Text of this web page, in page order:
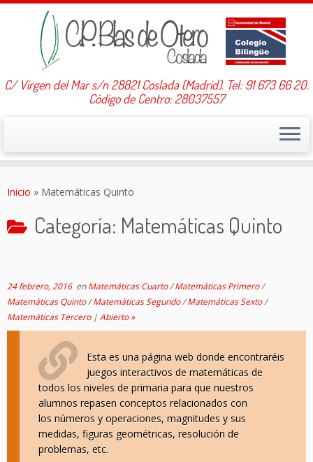
C/ Virgen del Mar s/n 28821 Coslada (Madrid). Tel: 91 673 66 20.
Código de Centro: 28037557
Inicio » Matemáticas Quinto
Categoría: Matemáticas Quinto
24 febrero, 2016enMatemáticas Cuarto/Matemáticas Primero/
Matemáticas Quinto/Matemáticas Segundo/Matemáticas Sexto/
Matemáticas Tercero | Abierto »
Esta es una página web donde encontraréis
juegos interactivos de matemáticas de
todos los niveles de primaria para que nuestros
alumnos repasen conceptos relacionados con
los números y operaciones, magnitudes y sus
medidas, figuras geométricas, resolución de
problemas, etc.